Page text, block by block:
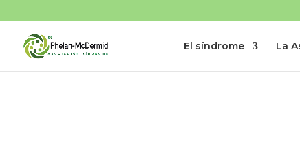
El síndrome La